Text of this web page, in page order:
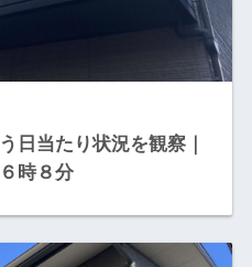
日当たり状況を観察｜
時８分